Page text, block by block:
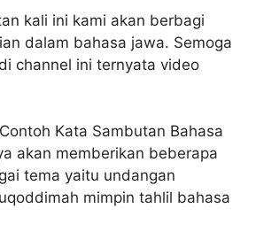
kali ini kami akan berbagi
dalam bahasa jawa. Semoga
channel ini ternyata video
Kata Sambutan Bahasa
akan memberikan beberapa
tema yaitu undangan
mimpin tahlil bahasa